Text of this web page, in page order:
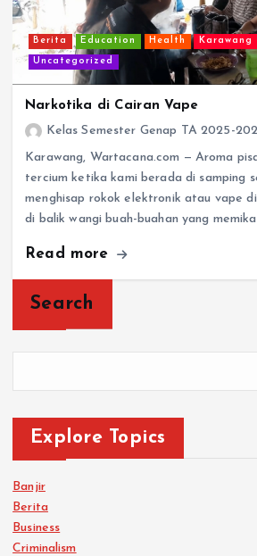
Berita Education Health Karawang
Uncategorized
Narkotika di Cairan Vape
Kelas Semester Genap TA 2025-
Karawang, Wartacana.com — Aroma
tercium ketika kami berada di samping
menghisap rokok elektronik atau vape
di balik wangi buah-buahan yang
Read more
Search
Explore Topics
Banjir
Berita
Business
Criminalism